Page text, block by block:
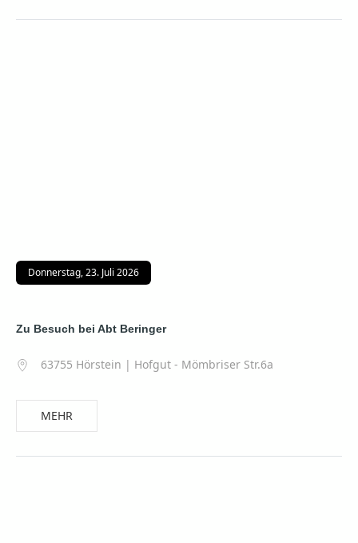
Donnerstag, 23. Juli 2026
Zu Besuch bei Abt Beringer
63755 Hörstein | Hofgut - Mömbriser Str.6a
MEHR